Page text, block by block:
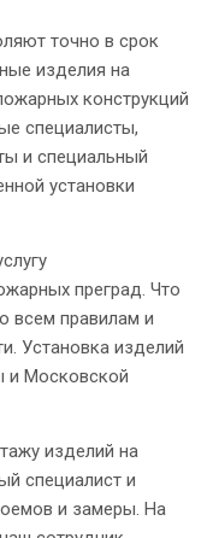
точно в срок
изделия на
конструкций
специалисты,
и специальный
установки
преград. Что
всем правилам и
Установка изделий
и Московской
изделий на
специалист и
и замеры. На